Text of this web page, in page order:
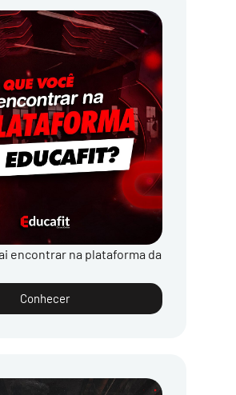
encontrar na plataforma da
Conhecer